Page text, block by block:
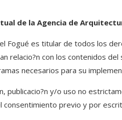
de la Agencia de
Fogué es titular de todos los
relacio?n con los contenidos del
necesarios para su
publicacio?n y/o uso no
consentimiento previo y por